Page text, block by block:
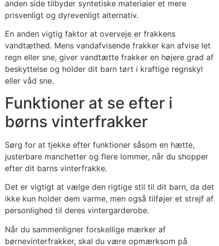
anden side tilbyder syntetiske materialer et mere
prisvenligt og dyrevenligt alternativ.
En anden vigtig faktor at overveje er frakkens
vandtæthed. Mens vandafvisende frakker kan afvise let
regn eller sne, giver vandtætte frakker en højere grad af
beskyttelse og holder dit barn tørt i kraftige regnskyl
eller våd sne.
Funktioner at se efter i
børns vinterfrakker
Sørg for at tjekke efter funktioner såsom en hætte,
justerbare manchetter og flere lommer, når du shopper
efter dit barns vinterfrakke.
Det er vigtigt at vælge den rigtige stil til dit barn, da det
ikke kun holder dem varme, men også tilføjer et strejf af
personlighed til deres vintergarderobe.
Når du sammenligner forskellige mærker af
børnevinterfrakker, skal du være opmærksom på